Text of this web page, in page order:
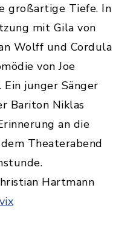
großartige Tiefe. In
mit Gila von
Wolff und Cordula
von Joe
junger Sänger
Bariton Niklas
an die
Theaterabend
Hartmann